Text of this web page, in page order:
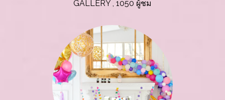
GALLERY, 1050 ผู้ชม